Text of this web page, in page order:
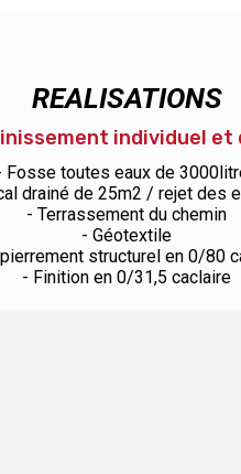
REALISATIONS
individuel et
Fosse toutes eaux de
drainé de 25m2 / rejet des
- Terrassement du chemin
- Géotextile
structurel en 0/80
- Finition en 0/31,5 caclaire